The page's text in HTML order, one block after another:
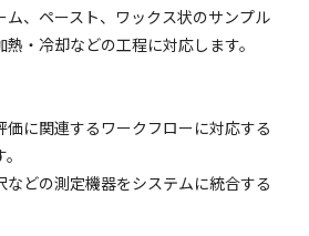
ム、ペースト、ワックス状のサンプル
・冷却などの工程に対応します。
価に関連するワークフローに対応する
どの測定機器をシステムに統合する